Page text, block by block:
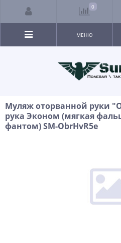
МЕНЮ
Муляж оторванной руки
рука Эконом (мягкая
фантом) SM-ObrHvR5e
0